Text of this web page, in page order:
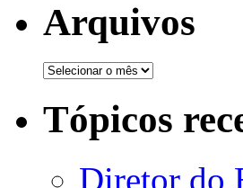
Arquivos
Tópicos
Diretor do